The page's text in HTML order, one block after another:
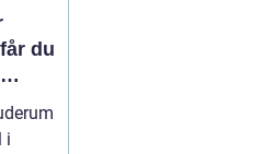
i